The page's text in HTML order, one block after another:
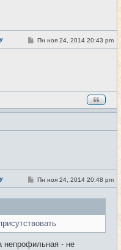
#20
С
о
и
Пн ноя 24, 2014 20:43 pm
#21
С
о
е
н
Пн ноя 24, 2014 20:48 pm
непрофильная - не